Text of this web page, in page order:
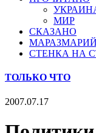
МИР
СКАЗАНО
МАРАЗМАРИЙ
СТЕНКА НА
ТОЛЬКО ЧТО
2007.07.17